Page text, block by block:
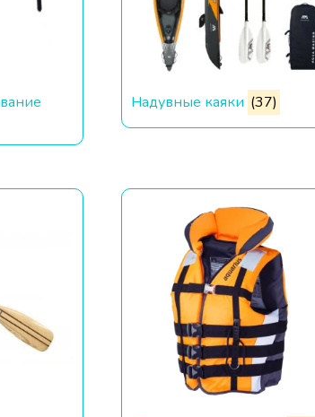
Надувные каяки (37)